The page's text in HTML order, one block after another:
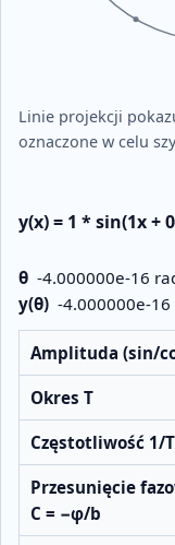
Linie projekcji
oznaczone w celu
y(x) = 1 * sin(1x +
θ -4.000000e-16
y(θ) -4.000000e-16
Wielkości
Amplituda (sin/
Okres T
Częstotliwość 1/T
Przesunięcie
C = −φ/b